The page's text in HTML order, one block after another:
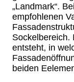
„Landmark“.
empfohlenen
Sockelbereich.
entsteht, in
beiden